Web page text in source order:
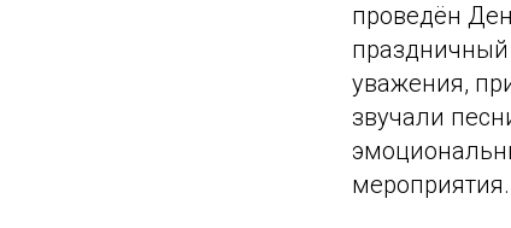
проведён
уважения,
звучали
мероприятия.